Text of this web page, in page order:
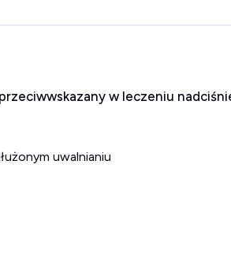
w leczeniu
uwalnianiu